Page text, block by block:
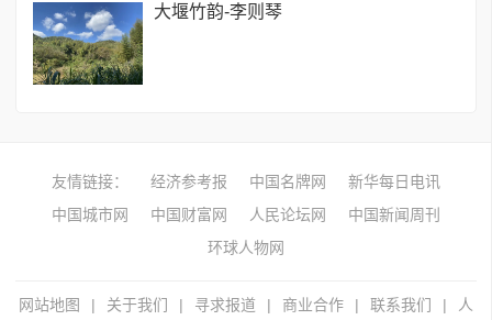
大堰竹韵-​李则琴
友情链接： 经济参考报 中国名牌网
新华每日电讯
中国城市网
中国财富网 人民论坛网
中国新闻周刊
环球人物网
网站地图 | 关于我们 | 寻求报道 | 商业合作 | 联系我们 | 人